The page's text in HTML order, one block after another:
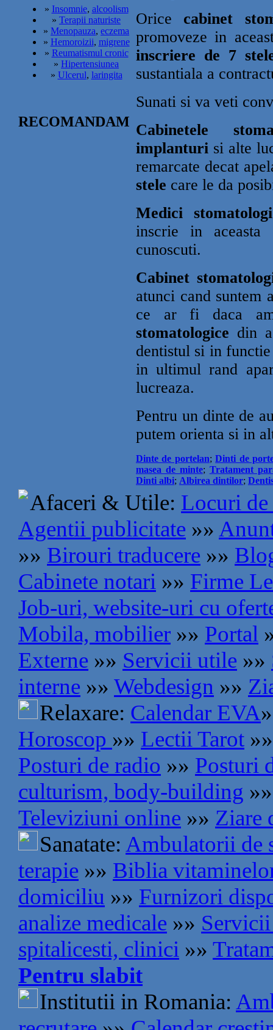
» Insomnie, alcoolism
» Terapii naturiste
» Menopauza, eczema
» Hemoroizii, migrene
» Reumatismul cronic
» Hipertensiunea
» Ulcerul, laringita
RECOMANDAM
Orice cabinet
promoveze in
inscriere de 7
sustantiala a
Sunati si va veti
Cabinetele
implanturi si alte
remarcate decat
stele care le da
Medici stomatologi
inscrie in aceasta
cunoscuti.
Cabinet
atunci cand suntem
ce ar fi daca
stomatologice din
dentistul si in
in ultimul rand
lucreaza.
Pentru un dinte de
putem orienta si in
Dinte de portelan;Dinti de
masea de minte; Tratament
Dinti albi; Albirea dintilor;
Afaceri & Utile: Locuri de
Agentii publicitate »»
»» Birouri traducere »»
Cabinete notari »» Firme
Job-uri, website-uri cu
Mobila, mobilier »» Portal
Externe »» Servicii utile »»
interne »» Webdesign »»
Relaxare: Calendar EVA
Horoscop »» Lectii Tarot »»
Posturi de radio »» Posturi
culturism, body-building »»
Televiziuni online »» Ziare
Sanatate: Ambulatorii de
terapie »» Biblia
domiciliu »» Furnizori
analize medicale »»
spitalicesti, clinici »»
Pentru slabit
Institutii in Romania: